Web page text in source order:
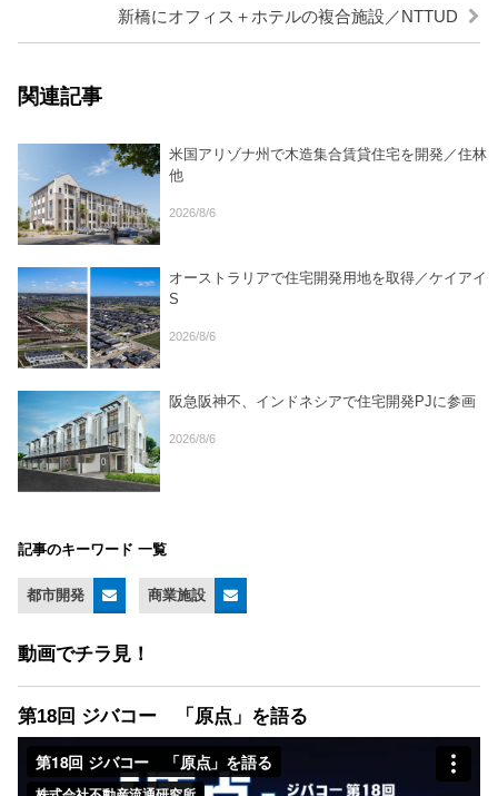
新橋にオフィス＋ホテルの複合施設／NTTUD
関連記事
米国アリゾナ州で木造集合賃貸住宅を開発／住林
他
2026/8/6
オーストラリアで住宅開発用地を取得／ケイアイ
S
2026/8/6
阪急阪神不、インドネシアで住宅開発PJに参画
2026/8/6
記事のキーワード 一覧
都市開発 商業施設
動画でチラ見！
第18回 ジバコー 「原点」を語る